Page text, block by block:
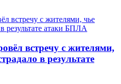
встречу с жителями,
в результате